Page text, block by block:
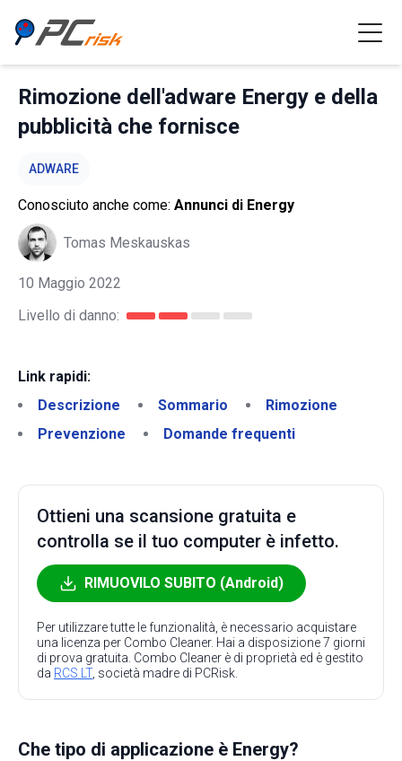
Rimozione dell'adware Energy e della
pubblicità che fornisce
ADWARE
Conosciuto anche come: Annunci di Energy
Tomas Meskauskas
10 Maggio 2022
Livello di danno:
Link rapidi:
Descrizione
Sommario
Rimozione
Prevenzione
Domande frequenti
Ottieni una scansione gratuita e
controlla se il tuo computer è infetto.
RIMUOVILO SUBITO (Android)
Per utilizzare tutte le funzionalità, è necessario acquistare
una licenza per Combo Cleaner. Hai a disposizione 7 giorni
di prova gratuita. Combo Cleaner è di proprietà ed è gestito
da RCS LT, società madre di PCRisk.
Che tipo di applicazione è Energy?